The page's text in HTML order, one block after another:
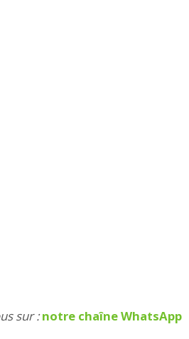
sur :notre chaîne WhatsApp